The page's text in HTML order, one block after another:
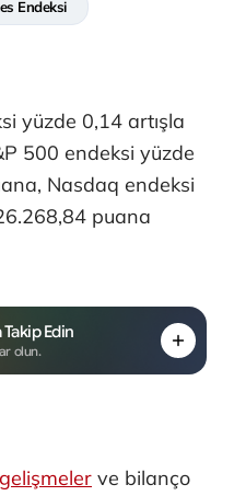
Endeksi
yüzde 0,14 artışla
500 endeksi yüzde
Nasdaq endeksi
puana
Edin
olun.
ve bilanço